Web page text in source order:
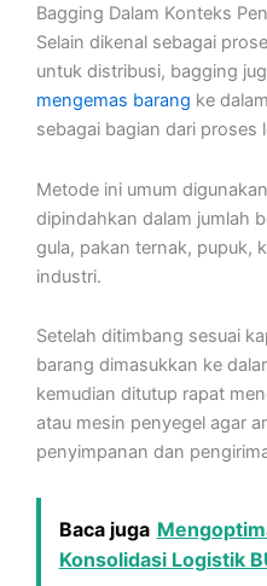
Bagging Dalam Konteks
Selain dikenal sebagai
untuk distribusi, bagging
mengemas barang ke
sebagai bagian dari proses
Metode ini umum
dipindahkan dalam jumlah
gula, pakan ternak, pupuk,
industri.
Setelah ditimbang sesuai
barang dimasukkan ke
kemudian ditutup rapat
atau mesin penyegel agar
penyimpanan dan
Baca juga
Konsolidasi Logistik